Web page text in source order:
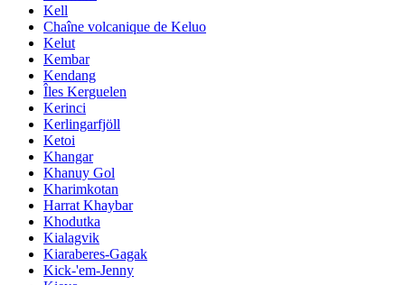
Kell
Chaîne volcanique de Keluo
Kelut
Kembar
Kendang
Îles Kerguelen
Kerinci
Kerlingarfjöll
Ketoi
Khangar
Khanuy Gol
Kharimkotan
Harrat Khaybar
Khodutka
Kialagvik
Kiaraberes-Gagak
Kick-'em-Jenny